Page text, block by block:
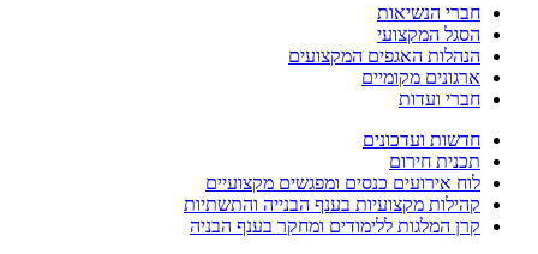
חברי הנשיאות
הסגל המקצועי
הנהלות האגפים המקצועים
ארגונים מקומיים
חברי ועדות
חדשות ועדכונים
תכנית חירום
לוח אירועים כנסים ומפגשים מקצועיים
קהילות מקצועיות בענף הבנייה והתשתיות
קרן המלגות ללימודים ומחקר בענף הבניה